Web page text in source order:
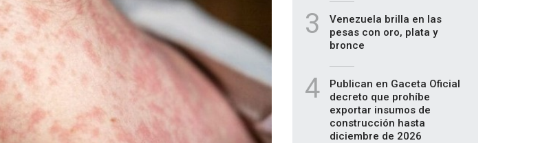
3
Venezuela brilla en las
pesas con oro, plata y
bronce
4
Publican en Gaceta Oficial
decreto que prohíbe
exportar insumos de
construcción hasta
diciembre de 2026